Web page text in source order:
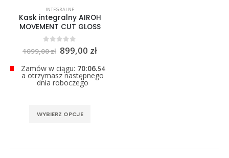
INTEGRALNE
Kask integralny AIROH
MOVEMENT CUT GLOSS
out of 5
1099,00zł Pierwotna
cena
wynosiła:
1099,00 zł.
899,00 złAktualna
wynosi:
899,00 zł.
Zamów w ciągu: 70:06.54
a otrzymasz następnego
dnia roboczego
WYBIERZ OPCJE
0out of 5
299,00zł